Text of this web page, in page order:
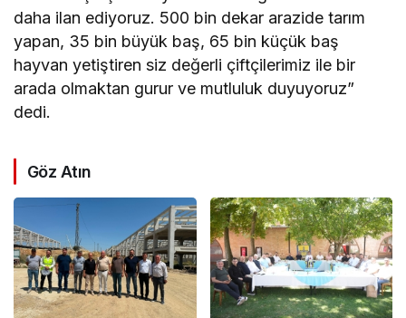
daha ilan ediyoruz. 500 bin dekar arazide tarım
yapan, 35 bin büyük baş, 65 bin küçük baş
hayvan yetiştiren siz değerli çiftçilerimiz ile bir
arada olmaktan gurur ve mutluluk duyuyoruz”
dedi.
Göz Atın